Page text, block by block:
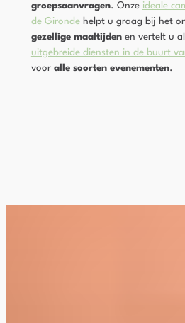
groepsaanvragen. Onze ideale
de Gironde helpt u graag bij het
gezellige maaltijdenen vertelt u
uitgebreide diensten in de buurt
voor alle soorten evenementen.